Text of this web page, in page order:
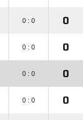
0 : 0 0
0 : 0 0
0 : 0 0
0 : 0 0